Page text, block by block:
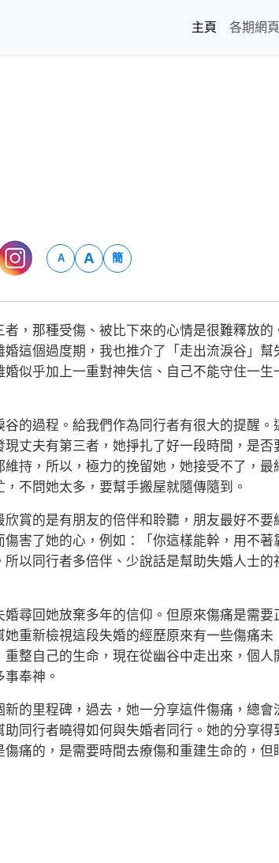
主頁
各期網
A A 簡
那種受傷、被比下來的心情是很難釋放的
這個過度期，我也推介了「走出流淚谷」幫
似乎加上一重對神失信、自己不能守住一生
過程。給我們作為同行者有很大的提醒。
丈夫有第三者，她掙扎了好一段時間，是否
持，所以，極力的挽留她，她接受不了，最
不問她太多，要幫手搬屋就隨傳隨到。
賞的是有朋友的倍伴和聆聽，朋友最好不要
害了她的心，例如：「你這樣能幹，用不著
以同行者多倍伴、少說話是幫助失婚人士的
回她放棄多年的信仰。但原來傷痛是需要
重新檢視這段失婚的經歷原來有一些傷痛未
整自己的生命，現在從幽谷中走出來，個人
奉神。
里程碑，過去，她一分享這件傷痛，總會
同行者曉得如何與失婚者同行。她的分享得
痛的，是需要時間去療傷和重建生命的，但